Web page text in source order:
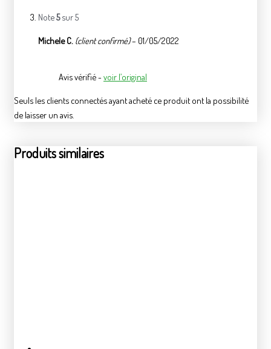
Note5sur 5
Michele C. (client confirmé)– 01/05/2022
Avis vérifié - voir l’original
Seuls les clients connectés ayant acheté ce produit ont la possibilité
de laisser un avis.
Produits similaires